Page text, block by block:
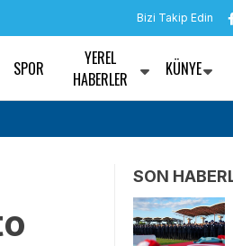
Bizi Takip Edin
SPOR
YEREL
HABERLER
KÜNYE
Sarayla çalışıyordur
SON